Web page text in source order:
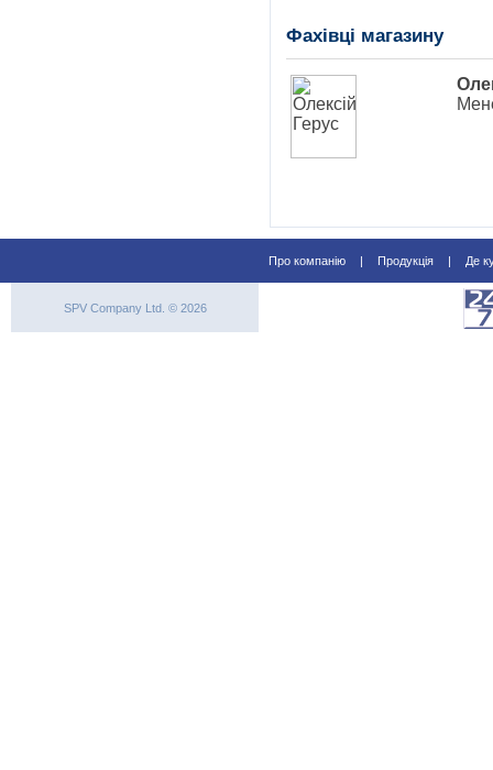
Фахівці магазину
Про компанію | Продукція | Де
SPV Company Ltd. © 2026